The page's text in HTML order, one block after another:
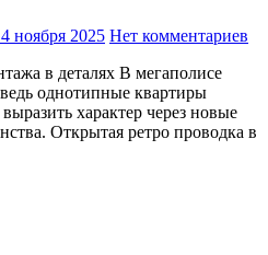
4 ноября 2025 Нет комментариев
однотипные квартиры
характер через новые
Открытая ретро проводка в